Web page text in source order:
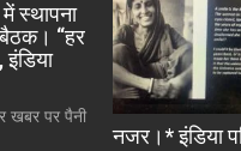
स्थापना
“हर
खबर पर पैनी
नजर।* इंडिया